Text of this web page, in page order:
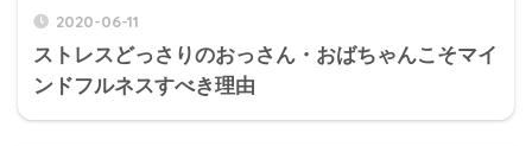
2020-06-11
ストレスどっさりのおっさん・おばちゃんこそマイ
ンドフルネスすべき理由